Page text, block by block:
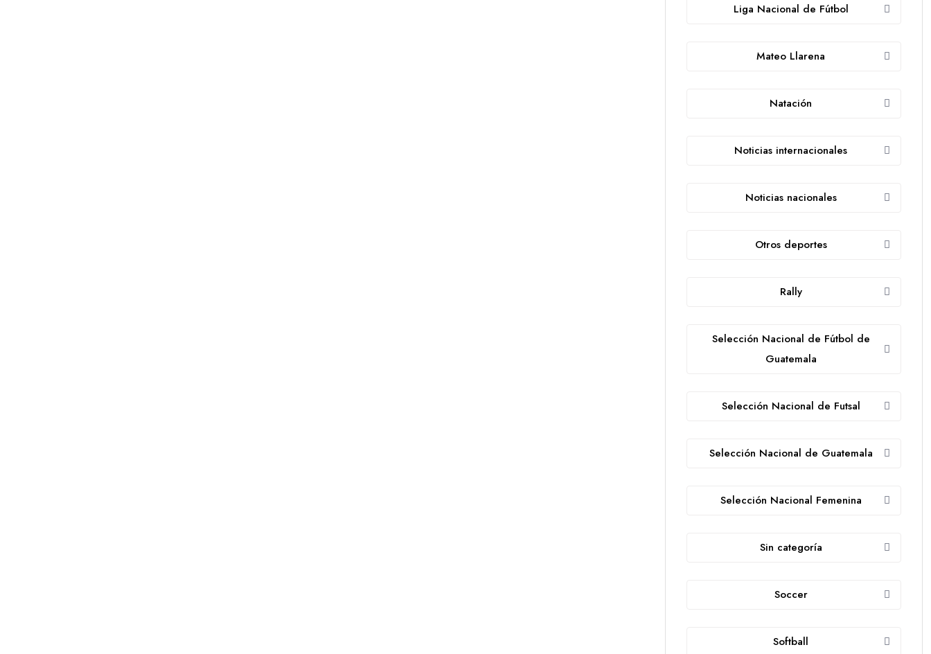
Liga Nacional de Fútbol
Mateo Llarena
Natación
Noticias internacionales
Noticias nacionales
Otros deportes
Rally
Selección Nacional de Fútbol de
Guatemala
Selección Nacional de Futsal
Selección Nacional de Guatemala
Selección Nacional Femenina
Sin categoría
Soccer
Softball